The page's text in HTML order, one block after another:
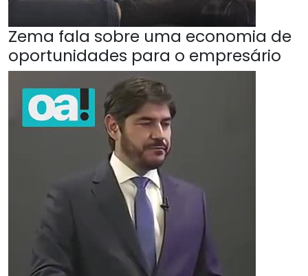
Zema fala sobre uma economia de
oportunidades para o empresário